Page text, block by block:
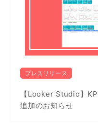
プレスリリース
【Looker Studio】
追加のお知らせ